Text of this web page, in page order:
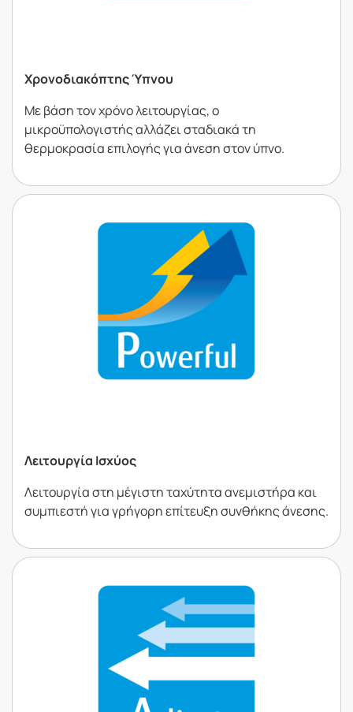
Χρονοδιακόπτης Ύπνου
Με βάση τον χρόνο λειτουργίας, ο
µικροϋπολογιστής αλλάζει σταδιακά τη
θερµοκρασία επιλογής για άνεση στον ύπνο.
Λειτουργία Ισχύος
Λειτουργία στη µέγιστη ταχύτητα ανεµιστήρα και
συµπιεστή για γρήγορη επίτευξη συνθήκης άνεσης.